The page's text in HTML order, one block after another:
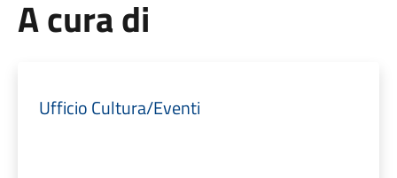
A cura di
Ufficio Cultura/Eventi